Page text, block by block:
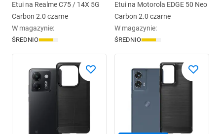
Etui na Realme C75 / 14X 5G
Carbon 2.0 czarne
W magazynie:
ŚREDNIO
Etui na Motorola EDGE 50 Neo
Carbon 2.0 czarne
W magazynie:
ŚREDNIO